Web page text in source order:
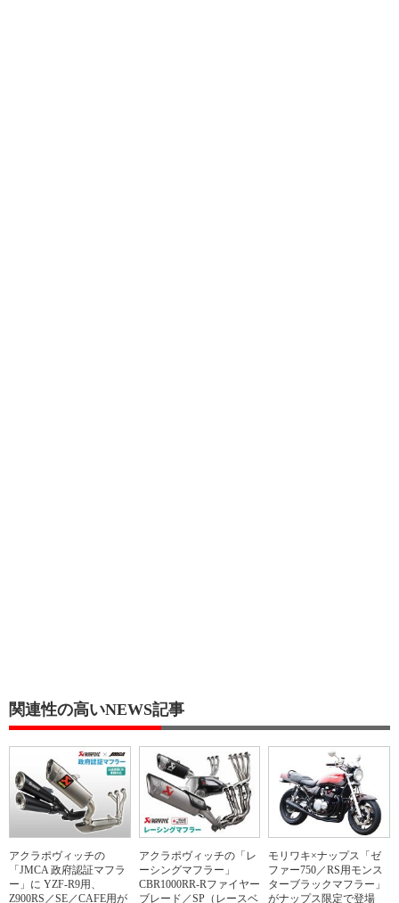
関連性の高いNEWS記事
アクラポヴィッチの
「JMCA 政府認証マフラ
ー」に YZF-R9用、
Z900RS／SE／CAFE用が
アクラポヴィッチの「レ
ーシングマフラー」
CBR1000RR-Rファイヤー
ブレード／SP（レースベ
モリワキ×ナップス「ゼ
ファー750／RS用モンス
ターブラックマフラー」
がナップス限定で登場